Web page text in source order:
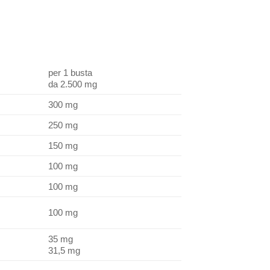
per 1 busta
da 2.500 mg
300 mg
250 mg
150 mg
100 mg
100 mg
100 mg
35 mg
31,5 mg